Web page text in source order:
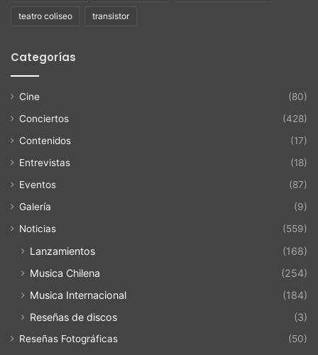
teatro coliseo transistor
Categorías
Cine
(80)
Conciertos
(428)
Contenidos
(17)
Entrevistas
(18)
Eventos
(87)
Galería
(9)
Noticias
(559)
Lanzamientos
(168)
Musica Chilena
(254)
Musica Internacional
(184)
Reseñas de discos
(3)
Reseñas Fotográficas (50)